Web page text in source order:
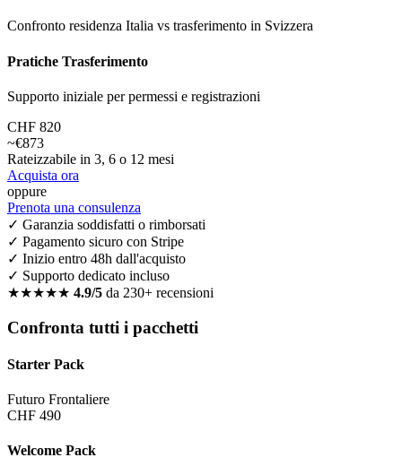
Confronto residenza Italia vs trasferimento in Svizzera
Pratiche Trasferimento
Supporto iniziale per permessi e registrazioni
CHF 820
~€873
Rateizzabile in 3, 6 o 12 mesi
Acquista ora
oppure
Prenota una consulenza
✓ Garanzia soddisfatti o rimborsati
✓ Pagamento sicuro con Stripe
✓ Inizio entro 48h dall'acquisto
✓ Supporto dedicato incluso
★★★★★ 4.9/5 da 230+ recensioni
Confronta tutti i pacchetti
Starter Pack
Futuro Frontaliere
CHF 490
Welcome Pack